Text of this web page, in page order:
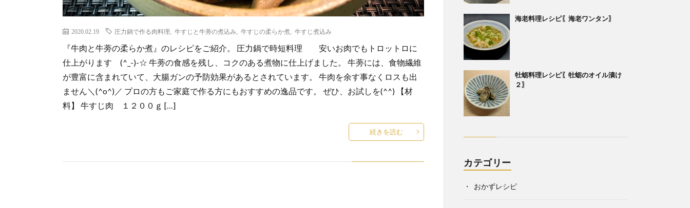
2020.02.19 圧力鍋で作る肉料理 牛すじと牛蒡の煮込み 牛すじの柔らか煮 牛すじ煮込み
『牛肉と牛蒡の柔らか煮』のレシピをご紹介。 圧力鍋で時短料理 安いお肉でもトロットロに
仕上がります (^_-)-☆ 牛蒡の食感を残し、コクのある煮物に仕上げました。 牛蒡には、食物繊維
が豊富に含まれていて、大腸ガンの予防効果があるとされています。 牛肉を余す事なくロスも出
ません＼(^o^)／ プロの方もご家庭で作る方にもおすすめの逸品です。 ぜひ、お試しを(^^) 【材
料】 牛すじ肉 １２００ｇ […]
続きを読む
海老料理レシピ〖海老ワンタン〗
牡蛎料理レシピ〖牡蛎のオイル漬け
２〗
カテゴリー
おかずレシピ